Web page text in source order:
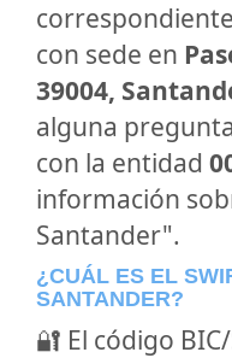
con sede en
39004,
alguna
con la entidad
información
Santander".
¿CUÁL ES EL
SANTANDER?
🔐 El código